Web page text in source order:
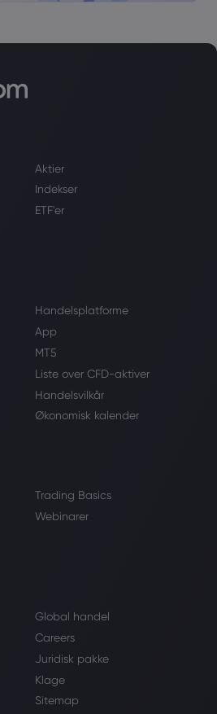
Aktier
Indekser
ETF'er
Handelsplatforme
App
MT5
Liste over CFD-aktiver
Handelsvilkår
Økonomisk kalender
Trading Basics
Webinarer
Global handel
Careers
Juridisk pakke
Klage
Sitemap